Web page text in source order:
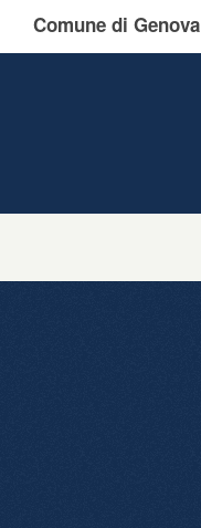
Comune di Genova